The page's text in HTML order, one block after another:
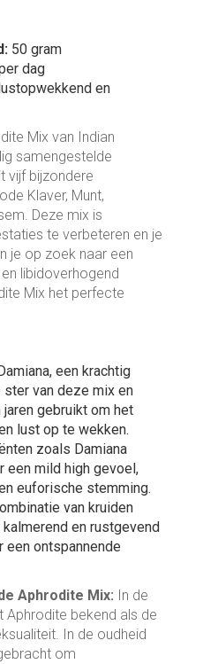
50 gram
dag
en
Mix van Indian
samengestelde
vijf bijzondere
Klaver, Munt,
Deze mix is
te verbeteren en je
je op zoek naar een
libidoverhogend
Mix het perfecte
een krachtig
van deze mix en
gebruikt om het
lust op te wekken.
zoals Damiana
een mild high gevoel,
euforische stemming.
van kruiden
en rustgevend
ontspannende
Aphrodite Mix: In de
bekend als de
In de oudheid
om